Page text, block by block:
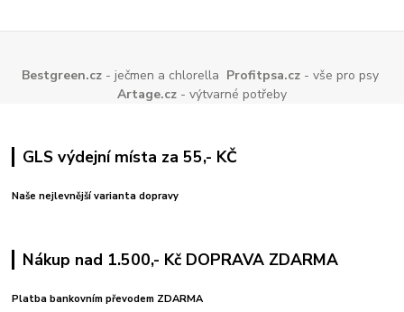
Bestgreen.cz - ječmen a chlorella Profitpsa.cz - vše pro psy
Artage.cz - výtvarné potřeby
GLS výdejní místa za 55,- KČ
Naše nejlevnější varianta dopravy
Nákup nad 1.500,- Kč DOPRAVA ZDARMA
Platba bankovním převodem ZDARMA